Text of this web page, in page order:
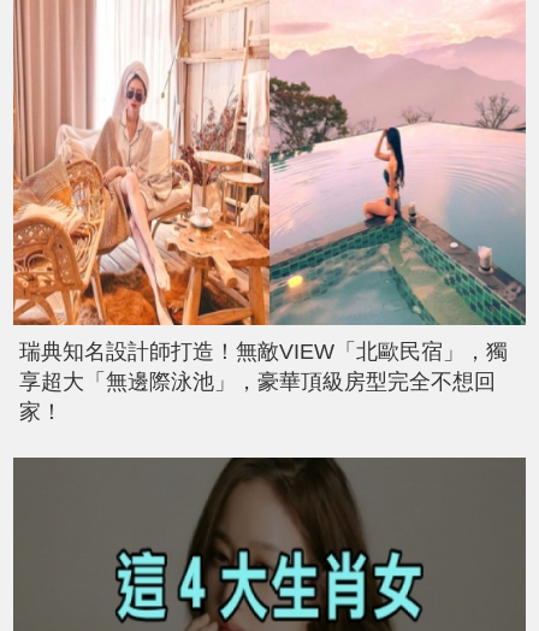
瑞典知名設計師打造！無敵VIEW「北歐民宿」，獨
享超大「無邊際泳池」，豪華頂級房型完全不想回
家！